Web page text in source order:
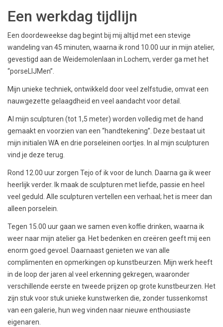
Een werkdag tijdlijn
Een doordeweekse dag begint bij mij altijd met een stevige
wandeling van 45 minuten, waarna ik rond 10.00 uur in mijn atelier,
gevestigd aan de Weidemolenlaan in Lochem, verder ga met het
“porseLIJMen”.
Mijn unieke techniek, ontwikkeld door veel zelfstudie, omvat een
nauwgezette gelaagdheid en veel aandacht voor detail.
Al mijn sculpturen (tot 1,5 meter) worden volledig met de hand
gemaakt en voorzien van een “handtekening”. Deze bestaat uit
mijn initialen WA en drie porseleinen oortjes. In al mijn sculpturen
vind je deze terug.
Rond 12.00 uur zorgen Tejo of ik voor de lunch. Daarna ga ik weer
heerlijk verder. Ik maak de sculpturen met liefde, passie en heel
veel geduld. Alle sculpturen vertellen een verhaal; het is meer dan
alleen porselein.
Tegen 15.00 uur gaan we samen even koffie drinken, waarna ik
weer naar mijn atelier ga. Het bedenken en creëren geeft mij een
enorm goed gevoel. Daarnaast genieten we van alle
complimenten en opmerkingen op kunstbeurzen. Mijn werk heeft
in de loop der jaren al veel erkenning gekregen, waaronder
verschillende eerste en tweede prijzen op grote kunstbeurzen. Het
zijn stuk voor stuk unieke kunstwerken die, zonder tussenkomst
van een galerie, hun weg vinden naar nieuwe enthousiaste
eigenaren.